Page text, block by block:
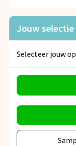
Jouw selectie
Selecteer jouw